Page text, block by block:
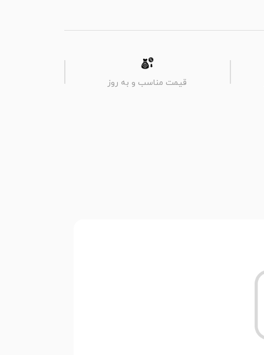
قیمت مناسب و به روز